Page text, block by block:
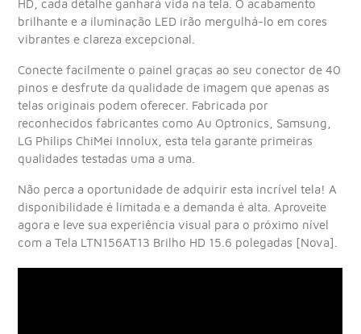
HD, cada detalhe ganhará vida na tela. O acabamento
brilhante e a iluminação LED irão mergulhá-lo em cores
vibrantes e clareza excepcional.
Conecte facilmente o painel graças ao seu conector de 40
pinos e desfrute da qualidade de imagem que apenas as
telas originais podem oferecer. Fabricada por
reconhecidos fabricantes como Au Optronics, Samsung,
LG Philips ChiMei Innolux, esta tela garante primeiras
qualidades testadas uma a uma.
Não perca a oportunidade de adquirir esta incrível tela! A
disponibilidade é limitada e a demanda é alta. Aproveite
agora e leve sua experiência visual para o próximo nível
com a Tela LTN156AT13 Brilho HD 15.6 polegadas [Nova].